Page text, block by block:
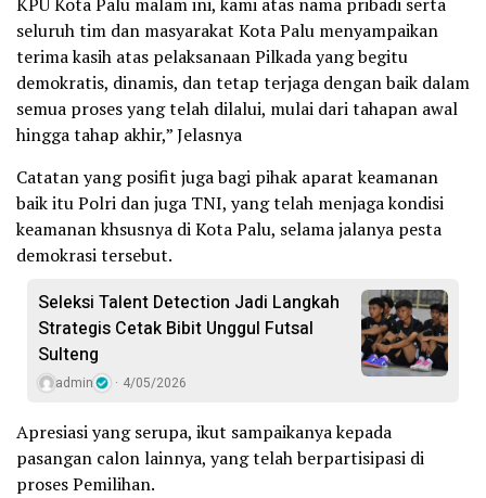
seluruh tim dan masyarakat Kota Palu menyampaikan
terima kasih atas pelaksanaan Pilkada yang begitu
demokratis, dinamis, dan tetap terjaga dengan baik dalam
semua proses yang telah dilalui, mulai dari tahapan awal
hingga tahap akhir,” Jelasnya
Catatan yang posifit juga bagi pihak aparat keamanan
baik itu Polri dan juga TNI, yang telah menjaga kondisi
keamanan khsusnya di Kota Palu, selama jalanya pesta
demokrasi tersebut.
Seleksi Talent Detection Jadi Langkah
Strategis Cetak Bibit Unggul Futsal
Sulteng
admin 4/05/2026
Apresiasi yang serupa, ikut sampaikanya kepada
pasangan calon lainnya, yang telah berpartisipasi di
proses Pemilihan.